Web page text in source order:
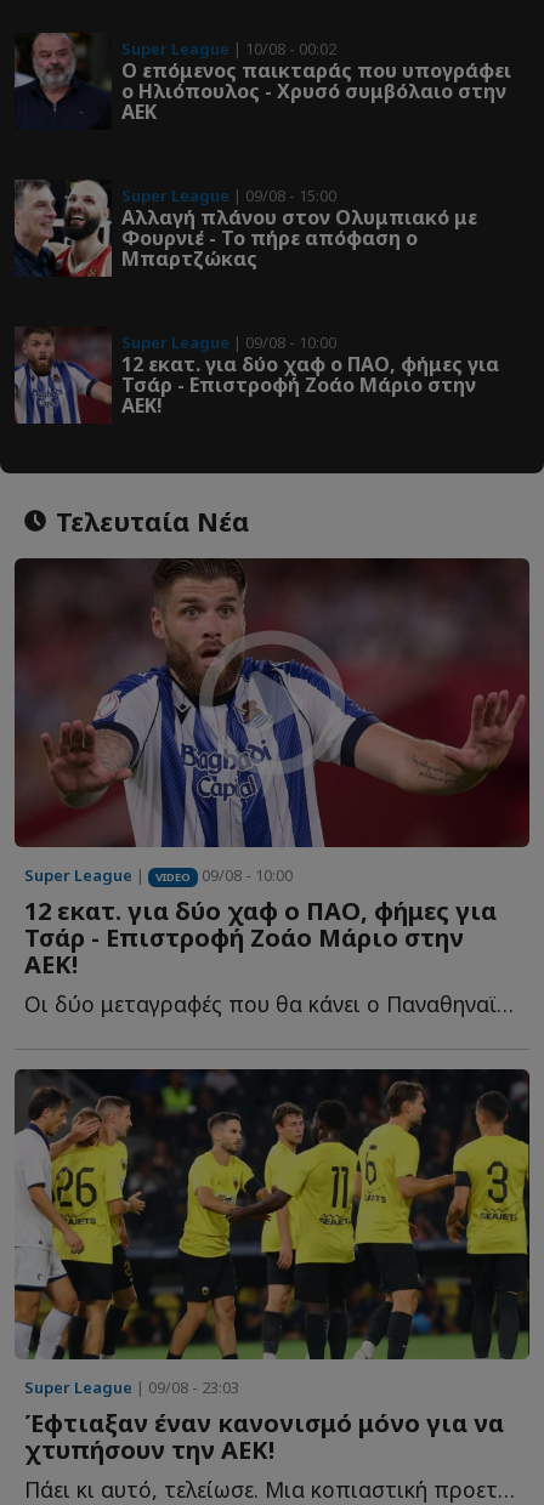
Super League | 10/08 - 00:02
Ο επόμενος παικταράς που υπογράφει
ο Ηλιόπουλος - Χρυσό συμβόλαιο στην
ΑΕΚ
Super League | 09/08 - 15:00
Αλλαγή πλάνου στον Ολυμπιακό με
Φουρνιέ - Το πήρε απόφαση ο
Μπαρτζώκας
Super League | 09/08 - 10:00
12 εκατ. για δύο χαφ ο ΠΑΟ, φήμες για
Τσάρ - Επιστροφή Ζοάο Μάριο στην
ΑΕΚ!
Τελευταία Νέα
Super League | VIDEO 09/08 - 10:00
12 εκατ. για δύο χαφ ο ΠΑΟ, φήμες για
Τσάρ - Επιστροφή Ζοάο Μάριο στην
ΑΕΚ!
Οι δύο μεταγραφές που θα κάνει ο Παναθηναϊκός στη μεσαία γ...
Super League | 09/08 - 23:03
Έφτιαξαν έναν κανονισμό μόνο για να
χτυπήσουν την ΑΕΚ!
Πάει κι αυτό, τελείωσε. Μια κοπιαστική προετοιμασία για τα ...